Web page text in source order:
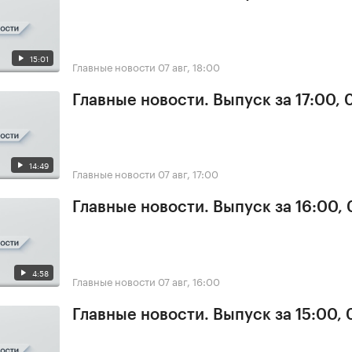
15:01 Главные новости 07 авг, 18:00
14:49
Главные новости. Выпуск за 17:00,
Главные новости 07 авг, 17:00
4:58
Главные новости. Выпуск за
Главные новости 07 авг, 16:00
Главные новости. Выпуск за 15:00,